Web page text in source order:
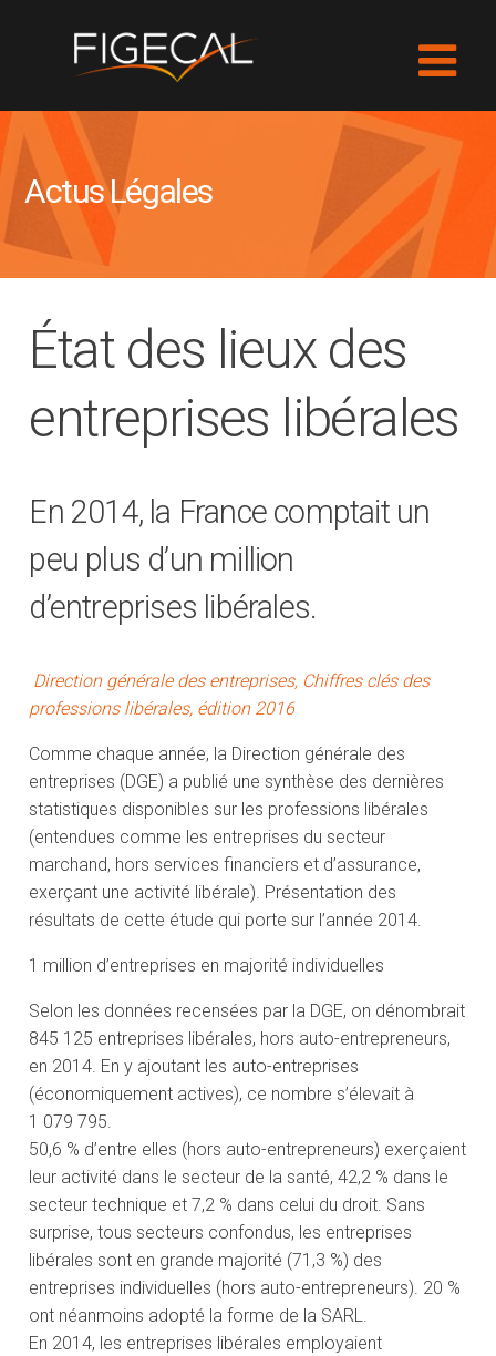
Actus Légales
État des lieux des
entreprises libérales
En 2014, la France comptait un
peu plus d’un million
d’entreprises libérales.
Direction générale des entreprises, Chiffres clés des
professions libérales, édition 2016
Comme chaque année, la Direction générale des
entreprises (DGE) a publié une synthèse des dernières
statistiques disponibles sur les professions libérales
(entendues comme les entreprises du secteur
marchand, hors services financiers et d’assurance,
exerçant une activité libérale). Présentation des
résultats de cette étude qui porte sur l’année 2014.
1 million d’entreprises en majorité individuelles
Selon les données recensées par la DGE, on dénombrait
845 125 entreprises libérales, hors auto-entrepreneurs,
en 2014. En y ajoutant les auto-entreprises
(économiquement actives), ce nombre s’élevait à
1 079 795.
50,6 % d’entre elles (hors auto-entrepreneurs) exerçaient
leur activité dans le secteur de la santé, 42,2 % dans le
secteur technique et 7,2 % dans celui du droit. Sans
surprise, tous secteurs confondus, les entreprises
libérales sont en grande majorité (71,3 %) des
entreprises individuelles (hors auto-entrepreneurs). 20 %
ont néanmoins adopté la forme de la SARL.
En 2014, les entreprises libérales employaient